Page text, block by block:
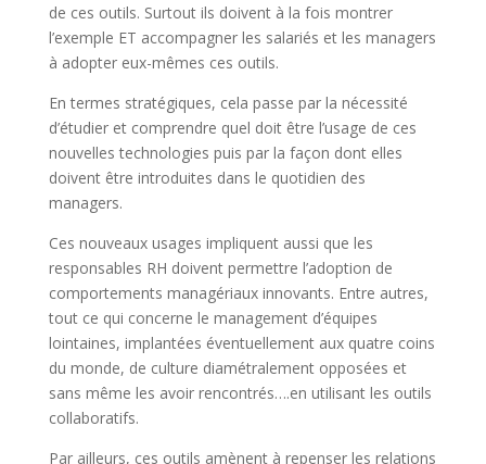
de ces outils. Surtout ils doivent à la fois montrer
l’exemple ET accompagner les salariés et les managers
à adopter eux-mêmes ces outils.
En termes stratégiques, cela passe par la nécessité
d’étudier et comprendre quel doit être l’usage de ces
nouvelles technologies puis par la façon dont elles
doivent être introduites dans le quotidien des
managers.
Ces nouveaux usages impliquent aussi que les
responsables RH doivent permettre l’adoption de
comportements managériaux innovants. Entre autres,
tout ce qui concerne le management d’équipes
lointaines, implantées éventuellement aux quatre coins
du monde, de culture diamétralement opposées et
sans même les avoir rencontrés….en utilisant les outils
collaboratifs.
Par ailleurs, ces outils amènent à repenser les relations